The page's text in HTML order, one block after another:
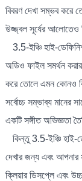
বিবরণ দেখা সম্ভব করে
উজ্জ্বল সূর্যের আলোতেও
3.5-ইঞ্চি হাই-
অডিও ফাইল সমর্থন
করে তোলে এমন কোনও
সর্বোচ্চ সম্ভাব্য মানের
একটি সঙ্গীত অভিজ্ঞতা
কিন্তু 3.5-ইঞ্চি হাই-
দেখার জন্য এবং আপনার
ক্লিয়ার ডিসপ্লে এবং